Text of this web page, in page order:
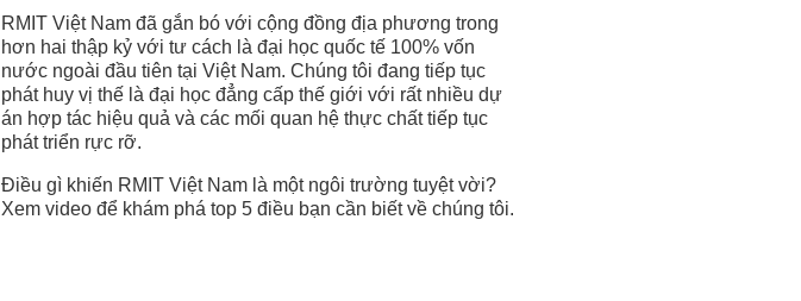
RMIT Việt Nam đã gắn bó với cộng đồng địa phương trong
hơn hai thập kỷ với tư cách là đại học quốc tế 100% vốn
nước ngoài đầu tiên tại Việt Nam. Chúng tôi đang tiếp tục
phát huy vị thế là đại học đẳng cấp thế giới với rất nhiều dự
án hợp tác hiệu quả và các mối quan hệ thực chất tiếp tục
phát triển rực rỡ.
Điều gì khiến RMIT Việt Nam là một ngôi trường tuyệt vời?
Xem video để khám phá top 5 điều bạn cần biết về chúng tôi.